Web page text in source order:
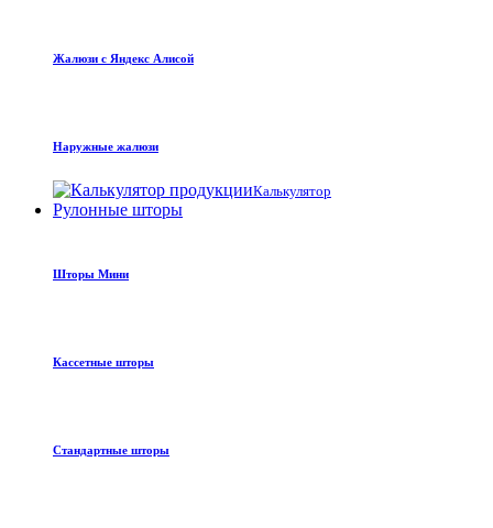
Жалюзи с Яндекс Алисой
Наружные жалюзи
Калькулятор
Рулонные шторы
Шторы Мини
Кассетные шторы
Стандартные шторы